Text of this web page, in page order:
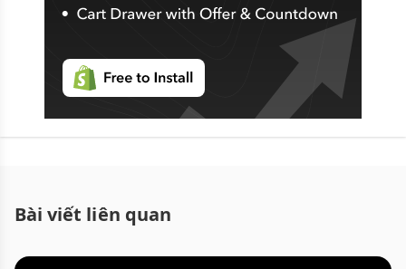
Bài viết liên quan